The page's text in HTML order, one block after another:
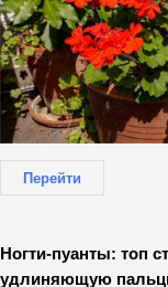
Перейти
Ногти-пуанты: топ
удлиняющую